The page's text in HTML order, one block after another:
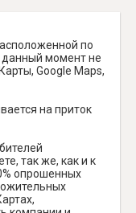
по
данный момент не
Google Maps,
на приток
так же, как и к
опрошенных